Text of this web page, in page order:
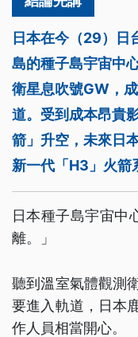
日本在今（29）日
島的種子島宇宙中
衛星息吹號GW，
道。受到成本昂貴
箭」升空，未來日
新一代「H3」火箭
日本種子島宇宙中
離。」
聽到溫室氣體觀測
要進入軌道，日本
作人員相當開心。